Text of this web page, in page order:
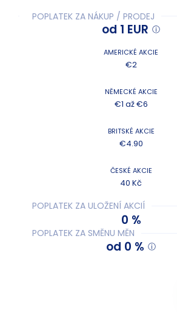
POPLATEK ZA NÁKUP / PRODEJ
od 1 EUR
AMERICKÉ AKCIE
€2
NĚMECKÉ AKCIE
€1 až €6
BRITSKÉ AKCIE
€4.90
ČESKÉ AKCIE
40 Kč
POPLATEK ZA ULOŽENÍ AKCIÍ
0 %
POPLATEK ZA SMĚNU MĚN
od 0 %